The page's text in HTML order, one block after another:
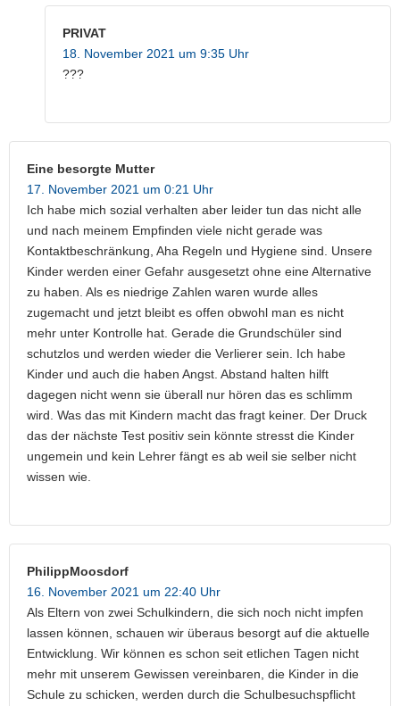
PRIVAT
18. November 2021 um 9:35 Uhr
???
Eine besorgte Mutter
17. November 2021 um 0:21 Uhr
Ich habe mich sozial verhalten aber leider tun das nicht alle
und nach meinem Empfinden viele nicht gerade was
Kontaktbeschränkung, Aha Regeln und Hygiene sind. Unsere
Kinder werden einer Gefahr ausgesetzt ohne eine Alternative
zu haben. Als es niedrige Zahlen waren wurde alles
zugemacht und jetzt bleibt es offen obwohl man es nicht
mehr unter Kontrolle hat. Gerade die Grundschüler sind
schutzlos und werden wieder die Verlierer sein. Ich habe
Kinder und auch die haben Angst. Abstand halten hilft
dagegen nicht wenn sie überall nur hören das es schlimm
wird. Was das mit Kindern macht das fragt keiner. Der Druck
das der nächste Test positiv sein könnte stresst die Kinder
ungemein und kein Lehrer fängt es ab weil sie selber nicht
wissen wie.
PhilippMoosdorf
16. November 2021 um 22:40 Uhr
Als Eltern von zwei Schulkindern, die sich noch nicht impfen
lassen können, schauen wir überaus besorgt auf die aktuelle
Entwicklung. Wir können es schon seit etlichen Tagen nicht
mehr mit unserem Gewissen vereinbaren, die Kinder in die
Schule zu schicken, werden durch die Schulbesuchspflicht